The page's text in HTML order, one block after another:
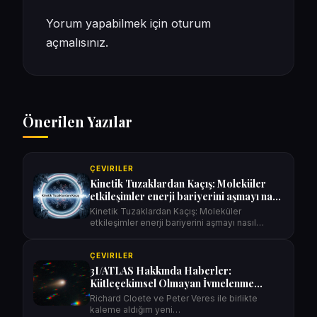
Yorum yapabilmek için oturum
açmalısınız.
Önerilen Yazılar
ÇEVIRILER
Kinetik Tuzaklardan Kaçış: Moleküler
etkileşimler enerji bariyerini aşmayı nasıl
mümkün kılıyor?
Kinetik Tuzaklardan Kaçış: Moleküler
etkileşimler enerji bariyerini aşmayı nasıl
ÇEVIRILER
3I/ATLAS Hakkında Haberler:
Kütleçekimsel Olmayan İvmelenme
Eksikliği, Anormal Derecede Büyük
Kütleli Bir Cisme İşaret Ediyor
Richard Cloete ve Peter Veres ile birlikte
kaleme aldığım yeni…